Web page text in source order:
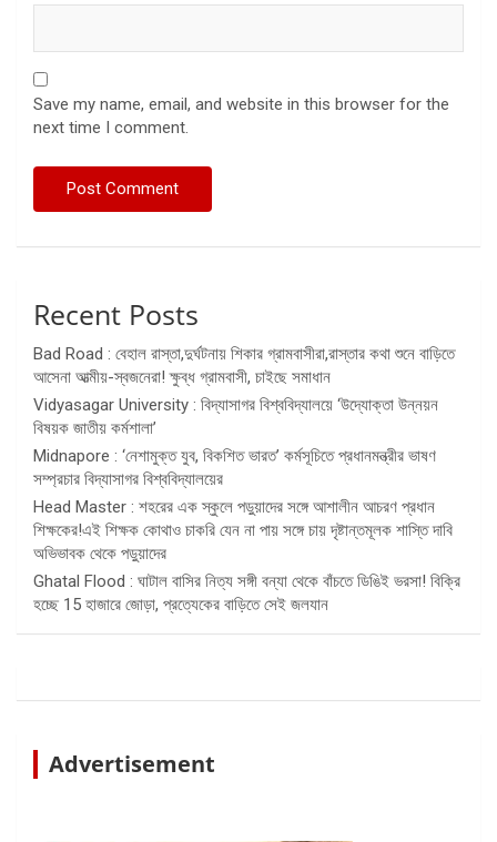
Save my name, email, and website in this browser for the
next time I comment.
Recent Posts
Bad Road : বেহাল রাস্তা,দুর্ঘটনায় শিকার গ্রামবাসীরা,রাস্তার কথা শুনে বাড়িতে
আসেনা আত্মীয়-স্বজনেরা! ক্ষুব্ধ গ্রামবাসী, চাইছে সমাধান
Vidyasagar University : বিদ্যাসাগর বিশ্ববিদ্যালয়ে ‘উদ্যোক্তা উন্নয়ন
বিষয়ক জাতীয় কর্মশালা’
Midnapore : ‘নেশামুক্ত যুব, বিকশিত ভারত’ কর্মসূচিতে প্রধানমন্ত্রীর ভাষণ
সম্প্রচার বিদ্যাসাগর বিশ্ববিদ্যালয়ের
Head Master : শহরের এক স্কুলে পড়ুয়াদের সঙ্গে আশালীন আচরণ প্রধান
শিক্ষকের!এই শিক্ষক কোথাও চাকরি যেন না পায় সঙ্গে চায় দৃষ্টান্তমূলক শাস্তি দাবি
অভিভাবক থেকে পড়ুয়াদের
Ghatal Flood : ঘাটাল বাসির নিত্য সঙ্গী বন্যা থেকে বাঁচতে ডিঙিই ভরসা! বিক্রি
হচ্ছে 15 হাজারে জোড়া, প্রত্যেকের বাড়িতে সেই জলযান
Advertisement